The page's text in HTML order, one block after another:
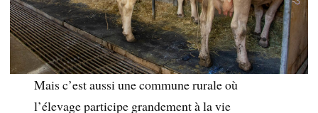
Mais c’est aussi une commune rurale où
l’élevage participe grandement à la vie